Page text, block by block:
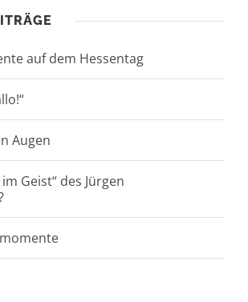
auf dem Hessentag
Augen
Geist“ des Jürgen